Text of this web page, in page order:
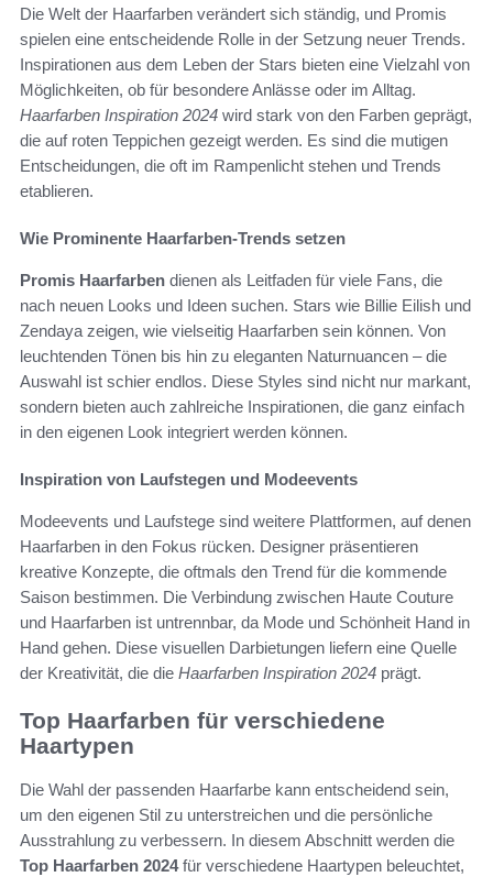
Die Welt der Haarfarben verändert sich ständig, und Promis
spielen eine entscheidende Rolle in der Setzung neuer Trends.
Inspirationen aus dem Leben der Stars bieten eine Vielzahl von
Möglichkeiten, ob für besondere Anlässe oder im Alltag.
Haarfarben Inspiration 2024 wird stark von den Farben geprägt,
die auf roten Teppichen gezeigt werden. Es sind die mutigen
Entscheidungen, die oft im Rampenlicht stehen und Trends
etablieren.
Wie Prominente Haarfarben-Trends setzen
Promis Haarfarben dienen als Leitfaden für viele Fans, die
nach neuen Looks und Ideen suchen. Stars wie Billie Eilish und
Zendaya zeigen, wie vielseitig Haarfarben sein können. Von
leuchtenden Tönen bis hin zu eleganten Naturnuancen – die
Auswahl ist schier endlos. Diese Styles sind nicht nur markant,
sondern bieten auch zahlreiche Inspirationen, die ganz einfach
in den eigenen Look integriert werden können.
Inspiration von Laufstegen und Modeevents
Modeevents und Laufstege sind weitere Plattformen, auf denen
Haarfarben in den Fokus rücken. Designer präsentieren
kreative Konzepte, die oftmals den Trend für die kommende
Saison bestimmen. Die Verbindung zwischen Haute Couture
und Haarfarben ist untrennbar, da Mode und Schönheit Hand in
Hand gehen. Diese visuellen Darbietungen liefern eine Quelle
der Kreativität, die die Haarfarben Inspiration 2024 prägt.
Top Haarfarben für verschiedene
Haartypen
Die Wahl der passenden Haarfarbe kann entscheidend sein,
um den eigenen Stil zu unterstreichen und die persönliche
Ausstrahlung zu verbessern. In diesem Abschnitt werden die
Top Haarfarben 2024für verschiedene Haartypen beleuchtet,